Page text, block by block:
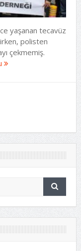
yaşanan tecavüz
polisten
çekmemiş.